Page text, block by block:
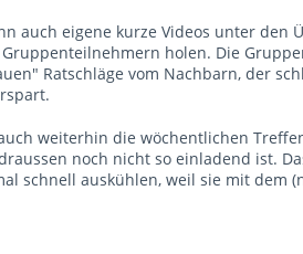
auch eigene kurze Videos unter den
holen. Die
Ratschläge vom Nachbarn, der
weiterhin die wöchentlichen
noch nicht so einladend ist.
schnell auskühlen, weil sie mit dem